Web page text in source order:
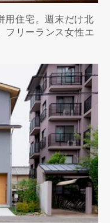
用住宅。週末だけ北
フリーランス女性エ